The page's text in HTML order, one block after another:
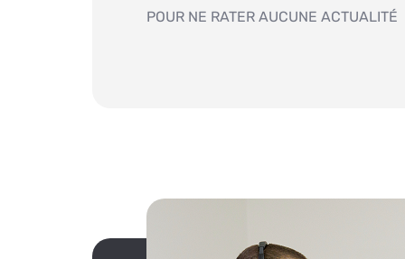
POUR NE RATER AUCUNE ACTUALITÉ